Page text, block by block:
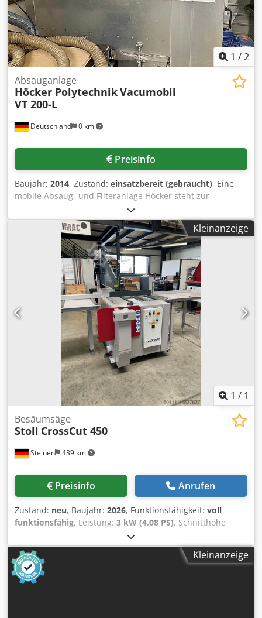
1 /2
Deutschland 0 km
Absauganlage
Höcker PolytechnikVacumobil
VT 200-L
Preisinfo
Baujahr: 2014, Zustand: einsatzbereit (gebraucht), Eine
mobile Absaug- und Filteranlage Höcker steht zur
Verfügung. Filterklasse: H3, Motorleistung: 4kW,
Saugstutzen: 200mm, Filterfläche: ca. 12m², max.
Volumenstrom: 3400m³/h, max. Unterdruck: 2700Pa,
Sammelbehältervolumen: 350l, Maschinendimensionen
X/Y/Z: ca. 2000mm/1100mm/2000mm, Gewicht: ca. 420kg.
Eine Besichtigung vor Ort ist möglich. Csdpfx Aoyg Nu
Kleinanzeige
1 / 1
Steinen 439 km
Besäumsäge
Stoll CrossCut 450
Preisinfo Anrufen
Zustand: neu, Baujahr: 2026, Funktionsfähigkeit: voll
funktionsfähig, Leistung: 3 kW (4,08 PS), Schnitthöhe
, Schnittbreite (max.):
Sägeblattdurchmesser:450 mm, Wir verkaufen 1 x
CrossCut 450 Querschnitte: 50x320 - 100x280mm -
115x260mm Schnitthöhe max.: 115mm Sägeblatt: Ø
450mm Arbeitshöhe: 920mm Absaugstutzen unten und
Kleinanzeige